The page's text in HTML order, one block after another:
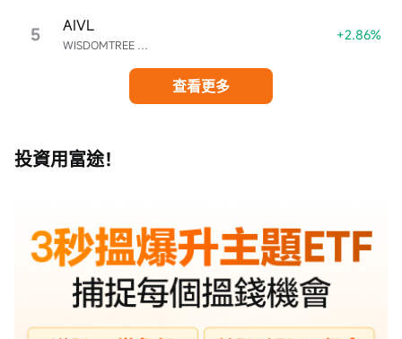
或員工）可能在相關投資產品中擁有頭寸及交易。富途集團及/或相關人士對投
資者因使用本報告或依賴其所載資訊而引起的一切可能損失，概不承擔任何法
有關不同產品風險的詳細信息，請訪問http://www.futuhk.com上的風險披露聲
英文版本為準。
5 WISDOMTREE U.S. AI ENHANCED VALUE FUND
AIVL +2.86%
查看更多
投資用富途！